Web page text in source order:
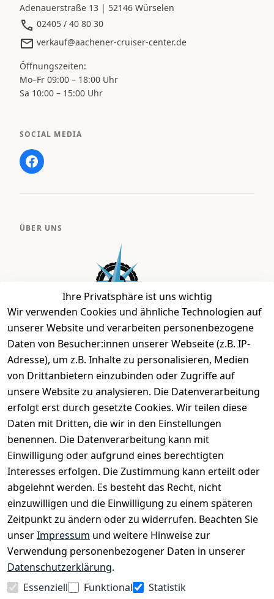
Ihre Privatsphäre ist uns wichtig
Wir verwenden Cookies und ähnliche Technologien auf
unserer Website und verarbeiten personenbezogene
Daten von Besucher:innen unserer Webseite (z.B. IP-
Adresse), um z.B. Inhalte zu personalisieren, Medien
von Drittanbietern einzubinden oder Zugriffe auf
unsere Website zu analysieren. Die Datenverarbeitung
erfolgt erst durch gesetzte Cookies. Wir teilen diese
Daten mit Dritten, die wir in den Einstellungen
benennen. Die Datenverarbeitung kann mit
Einwilligung oder aufgrund eines berechtigten
Interesses erfolgen. Die Zustimmung kann erteilt oder
abgelehnt werden. Es besteht das Recht, nicht
einzuwilligen und die Einwilligung zu einem späteren
Zeitpunkt zu ändern oder zu widerrufen. Beachten Sie
unserImpressum und weitere Hinweise zur
Verwendung personenbezogener Daten in unserer
Datenschutzerklärung.
Essenziell
Funktional Statistik
Adenauerstraße 13 | 52146 Würselen
02405 / 40 80 30
verkauf@aachener-cruiser-center.de
Öffnungszeiten:
Mo–Fr 09:00 – 18:00 Uhr
Sa 10:00 – 15:00 Uhr
SOCIAL MEDIA
ÜBER UNS
Bei uns findest Du das richtige Fahrgefühl. Auf über
2.400 m² bieten wir Dir die beste Beratung zu
Kinderfahrrädern über E-MTBs bis hin zu
Lastenfahrrädern und Elektrorollern.
EINKAUFEN
› Fahrrad Aachen
› Zahlungs- und Versandbedingungen
INFORMATIONEN
› Batteriehinweis
› Widerrufsrecht
Impressum